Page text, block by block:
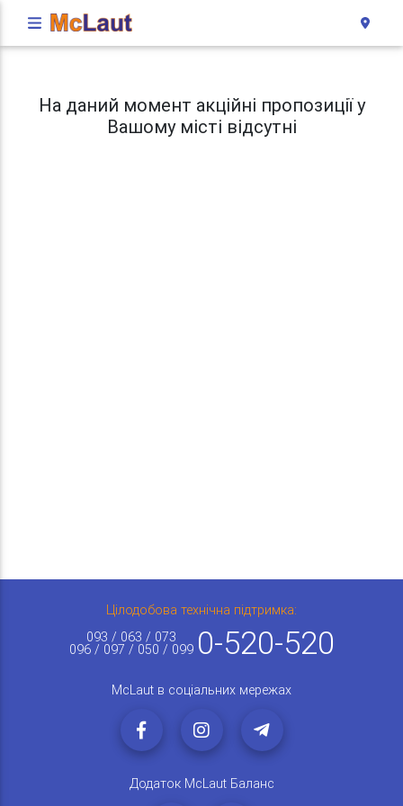
На даний момент акційні пропозиції у
Вашому місті відсутні
Цілодобова технічна підтримка:
093 / 063 / 073
096 / 097 / 050 / 099 0-520-520
McLaut в соціальних мережах
Додаток McLaut Баланс